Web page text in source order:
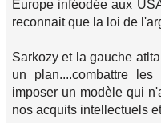
Europe inféodée aux
reconnait que la loi de
Sarkozy et la gauche
un plan....combattre
imposer un modèle qui
nos acquits intellectuels